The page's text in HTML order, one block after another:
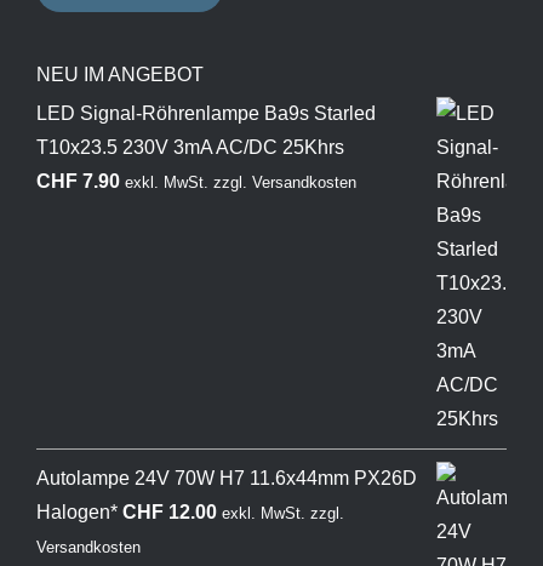
NEU IM ANGEBOT
LED Signal-Röhrenlampe Ba9s Starled
T10x23.5 230V 3mA AC/DC 25Khrs
CHF7.90 exkl. MwSt. zzgl. Versandkosten
Autolampe 24V 70W H7 11.6x44mm PX26D
Halogen* CHF12.00 exkl. MwSt. zzgl.
Versandkosten